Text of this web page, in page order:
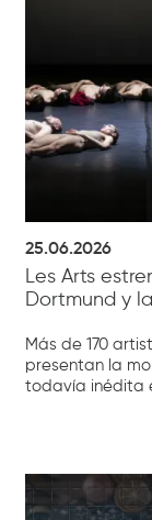
25.06.2026
Les Arts
Dortmund y
Más de 170
presentan la
todavía inédita